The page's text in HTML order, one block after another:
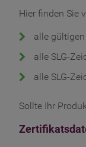
Hier finden Sie
alle
alle SLG-
alle SLG-
Sollte Ihr